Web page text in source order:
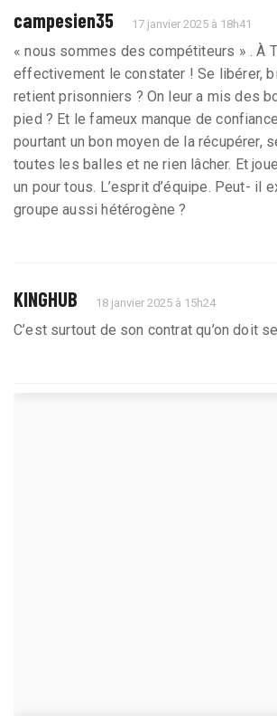
campesien35 17 janvier 2025 à 18h41
« nous sommes des compétiteurs » . À
effectivement le constater ! Se libérer,
retient prisonniers ? On leur a mis des
pied ? Et le fameux manque de
pourtant un bon moyen de la récupérer,
toutes les balles et ne rien lâcher. Et
un pour tous. L’esprit d’équipe. Peut- il
groupe aussi hétérogène ?
KINGHUB 18 janvier 2025 à 15h24
C’est surtout de son contrat qu’on doit